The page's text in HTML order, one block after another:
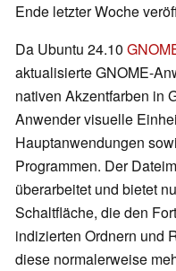
Ende letzter Woche
Da Ubuntu 24.10
aktualisierte GNOME-
nativen Akzentfarben in
Anwender visuelle
Hauptanwendungen
Programmen. Der
überarbeitet und bietet
Schaltfläche, die den
indizierten Ordnern und
diese normalerweise